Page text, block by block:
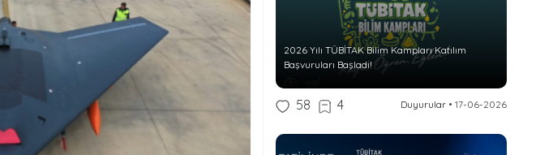
2026 Yılı TÜBİTAK Bilim Kampları Katılım
Başvuruları Başladı!
58 4 Duyurular• 17-06-2026